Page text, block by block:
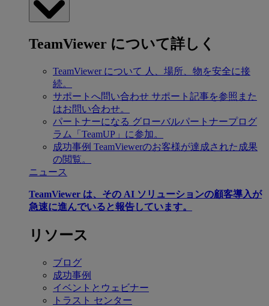
TeamViewer について詳しく
TeamViewer について 人、場所、物を安全に接
続。
サポートへ問い合わせ サポート記事を参照また
はお問い合わせ。
パートナーになる グローバルパートナープログ
ラム「TeamUP」に参加。
成功事例 TeamViewerのお客様が達成された成果
の閲覧。
ニュース
TeamViewer は、その AI ソリューションの顧客導入が
急速に進んでいると報告しています。
リソース
ブログ
成功事例
イベントとウェビナー
トラスト センター